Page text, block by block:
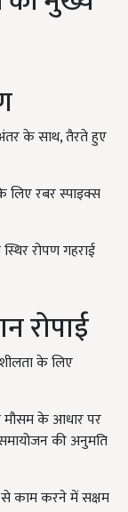
अंतर के साथ, तैरते हुए
लिए रबर स्पाइक्स
रोपण गहराई
रोपाई
के लिए
मौसम के आधार पर
की अनुमति
काम करने में सक्षम